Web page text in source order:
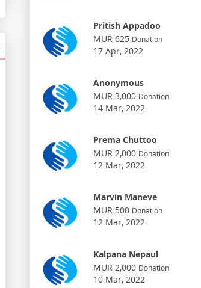
Pritish Appadoo
MUR 625 Donation
17 Apr, 2022
Anonymous
MUR 3,000 Donation
14 Mar, 2022
Prema Chuttoo
MUR 2,000 Donation
12 Mar, 2022
Marvin Maneve
MUR 500 Donation
12 Mar, 2022
Kalpana Nepaul
MUR 2,000 Donation
10 Mar, 2022